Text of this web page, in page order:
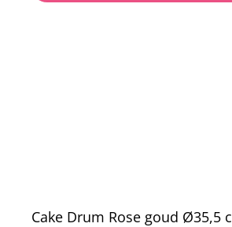
Cake Drum Rose goud Ø35,5